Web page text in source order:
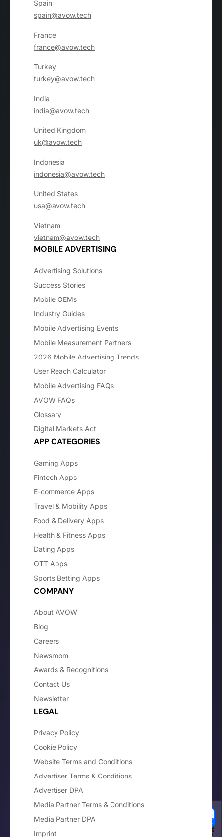
Spain
spain@avow.tech
France
france@avow.tech
Turkey
turkey@avow.tech
India
india@avow.tech
United Kingdom
uk@avow.tech
Indonesia
indonesia@avow.tech
United States
usa@avow.tech
Vietnam
vietnam@avow.tech
MOBILE ADVERTISING
Advertising Solutions
Success Stories
Mobile OEMs
Industry Guides
Mobile Advertising Events
Mobile Measurement Partners
2026 Mobile Advertising Trends
User Reach Calculator
Mobile Advertising FAQs
AVOW FAQs
Glossary
Digital Markets Act
APP CATEGORIES
Gaming Apps
Fintech Apps
E-commerce Apps
Travel & Mobility Apps
Food & Delivery Apps
Health & Fitness Apps
Dating Apps
OTT Apps
Sports Betting Apps
COMPANY
About AVOW
Blog
Careers
Newsroom
Awards & Recognitions
Contact Us
Newsletter
LEGAL
Privacy Policy
Cookie Policy
Website Terms and Conditions
Advertiser Terms & Conditions
Advertiser DPA
Media Partner Terms & Conditions
Media Partner DPA
Imprint